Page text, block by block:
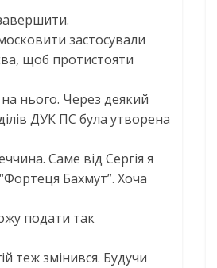
застосували
щоб протистояти
нього. Через деякий
ДУК ПС була утворена
Саме від Сергія я
Бахмут”. Хоча
подати так
теж змінився. Будучи